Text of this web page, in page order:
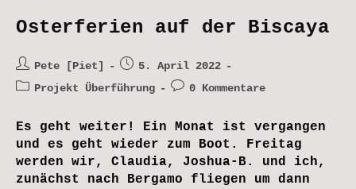
Osterferien auf der Biscaya
Beitrags-
Autor:
Pete [Piet]
Beitrag
veröffentlicht:
5. April 2022
Beitrags-
Projekt Überführung
Beitrags-
0 Kommentare
Es geht weiter! Ein Monat ist vergangen
und es geht wieder zum Boot. Freitag
werden wir, Claudia, Joshua-B. und ich,
zunächst nach Bergamo fliegen um dann